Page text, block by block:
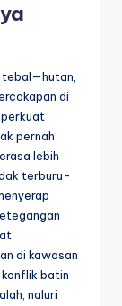
tebal—hutan,
di
pernah
lebih
terburu-
di kawasan
konflik batin
naluri